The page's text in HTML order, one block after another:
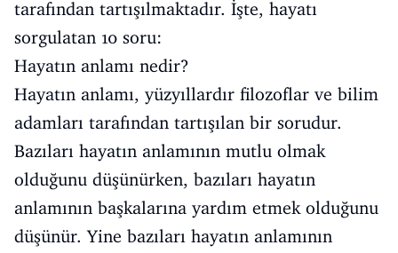
tarafından tartışılmaktadır. İşte, hayatı
sorgulatan 10 soru:
Hayatın anlamı nedir?
Hayatın anlamı, yüzyıllardır filozoflar ve bilim
adamları tarafından tartışılan bir sorudur.
Bazıları hayatın anlamının mutlu olmak
olduğunu düşünürken, bazıları hayatın
anlamının başkalarına yardım etmek olduğunu
düşünür. Yine bazıları hayatın anlamının